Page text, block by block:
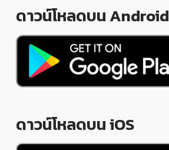
ดาวน์โหลดบน Android
ดาวน์โหลดบน iOS